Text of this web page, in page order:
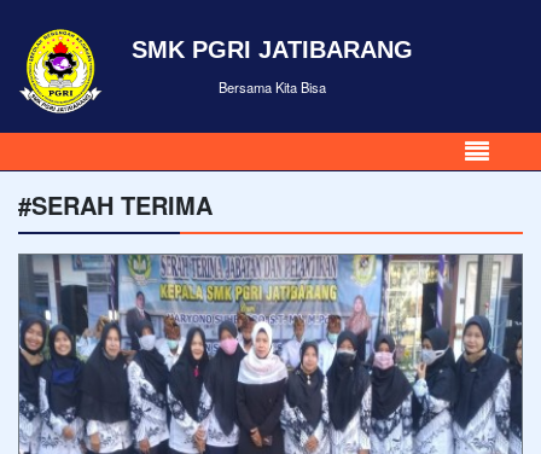
SMK PGRI JATIBARANG
Bersama Kita Bisa
#SERAH TERIMA